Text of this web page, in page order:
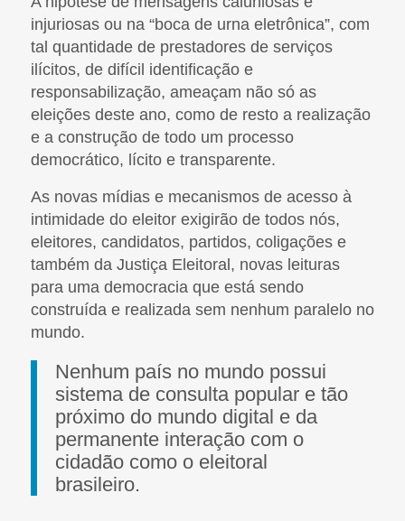
injuriosas ou na “boca de urna eletrônica”, com
tal quantidade de prestadores de serviços
ilícitos, de difícil identificação e
responsabilização, ameaçam não só as
eleições deste ano, como de resto a realização
e a construção de todo um processo
democrático, lícito e transparente.
As novas mídias e mecanismos de acesso à
intimidade do eleitor exigirão de todos nós,
eleitores, candidatos, partidos, coligações e
também da Justiça Eleitoral, novas leituras
para uma democracia que está sendo
construída e realizada sem nenhum paralelo no
mundo.
Nenhum país no mundo possui
sistema de consulta popular e tão
próximo do mundo digital e da
permanente interação com o
cidadão como o eleitoral
brasileiro.